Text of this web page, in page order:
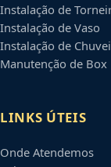
Instalação de
Instalação de Vaso
Instalação de
Manutenção de Box
LINKS ÚTEIS
Onde Atendemos